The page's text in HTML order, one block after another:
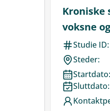
Kroniske
voksne
Studie ID:
Steder:
Startdato:
Sluttdato: